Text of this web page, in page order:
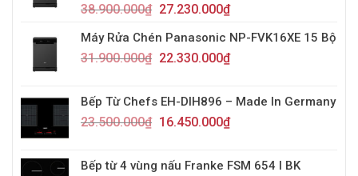
38.900.000₫ 27.230.000₫
Máy Rửa Chén Panasonic NP-FVK16XE 15 Bộ
31.900.000₫ 22.330.000₫
Bếp Từ Chefs EH-DIH896 – Made In Germany
23.500.000₫ 16.450.000₫
Bếp từ 4 vùng nấu Franke FSM 654 I BK